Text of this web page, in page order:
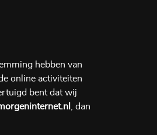
hebben van
online activiteiten
bent dat wij
, dan